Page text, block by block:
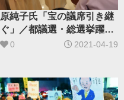
原純子氏「宝の議席引き継
ぐ」／都議選・総選挙躍進
へ 江戸川区で女性のつどい
0 2021-04-19